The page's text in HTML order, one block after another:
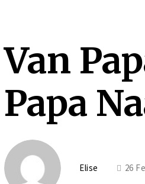
Van
Papa
Elise 26